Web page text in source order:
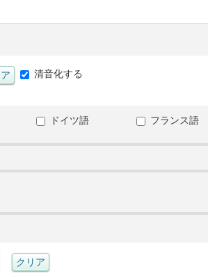
清音化する
ドイツ語 フランス語